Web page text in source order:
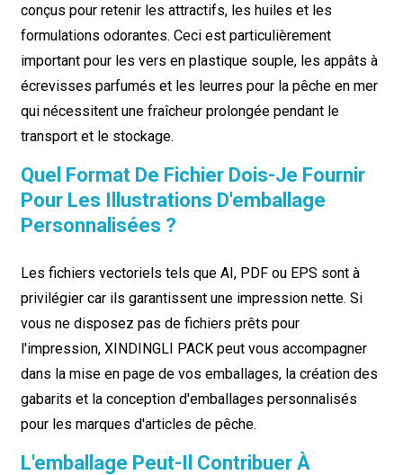
conçus pour retenir les attractifs, les huiles et les
formulations odorantes. Ceci est particulièrement
important pour les vers en plastique souple, les appâts à
écrevisses parfumés et les leurres pour la pêche en mer
qui nécessitent une fraîcheur prolongée pendant le
transport et le stockage.
Quel Format De Fichier Dois-Je Fournir
Pour Les Illustrations D'emballage
Personnalisées ?
Les fichiers vectoriels tels que AI, PDF ou EPS sont à
privilégier car ils garantissent une impression nette. Si
vous ne disposez pas de fichiers prêts pour
l'impression, XINDINGLI PACK peut vous accompagner
dans la mise en page de vos emballages, la création des
gabarits et la conception d'emballages personnalisés
pour les marques d'articles de pêche.
L'emballage Peut-Il Contribuer À